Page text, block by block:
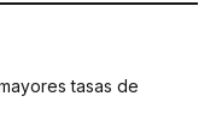
tasas de